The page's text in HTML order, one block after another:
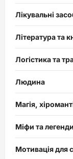
Лікувальні
Література та
Логістика та
Людина
Магія,
Міфи та легенди
Мотивація для